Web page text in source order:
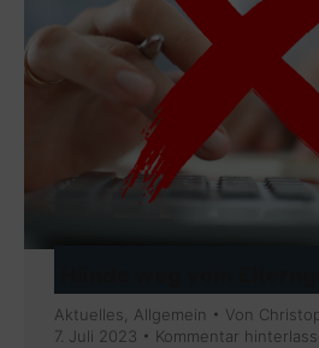
Aktuelles Allgemein Von
7. Juli 2023
Kommentar